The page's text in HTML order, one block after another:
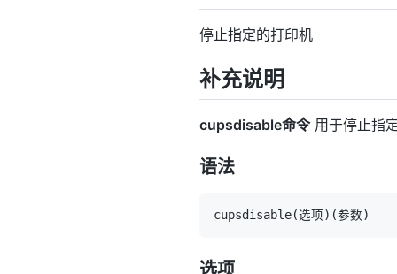
停止指定的打印机
补充说明
cupsdisable命令用于停止指
语法
cupsdisable(选项) (参数)
选项